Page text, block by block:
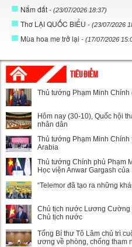
Nắm đất - (23/07/2026 18:37)
Thơ LẠI QUỐC BIỂU - (23/07/2026
Mùa hoa me trở lại - (17/07/2026
TIÊU ĐIỂM
Thủ tướng Phạm Minh
Hôm nay (30-10), Quốc hội
nhân dân
Thủ tướng Phạm Minh
Arabia
Thủ tướng Chính phủ Phạm
Học viện Anwar Gargash của
“Telemor đã tạo ra những
Chủ tịch nước Lương Cường
Chủ tịch nước
Tổng Bí thư Tô Lâm chủ trì
ương về phòng, chống tham